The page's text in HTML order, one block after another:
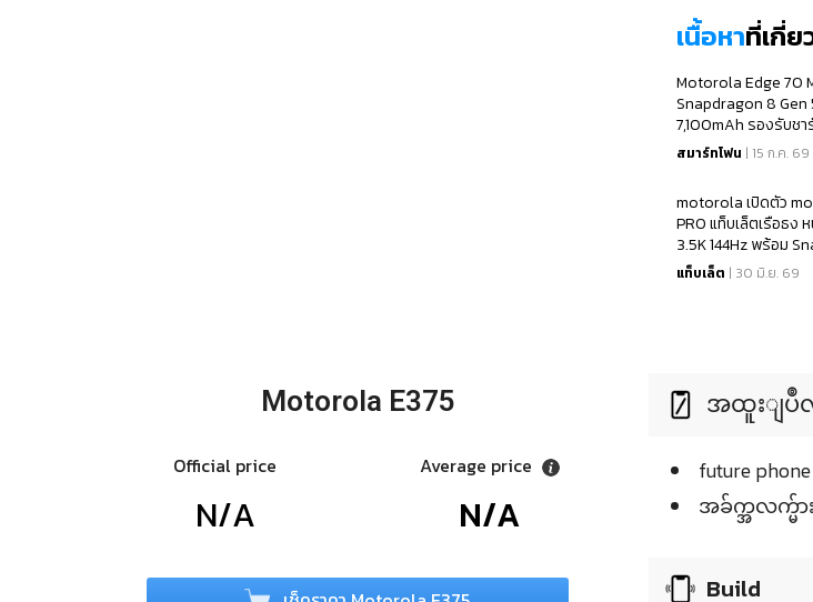
Motorola E375
Official price
N/A
Average price
N/A
เนื้อหาที่เกี่ย
Motorola Edge 70
Snapdragon 8 Gen
7,100mAh รองรับช
สมาร์ทโฟน | 15 ก.ค. 69
motorola เปิดตัว
PRO แท็บเล็ตเรือธง
3.5K 144Hz พร้อม
8s Gen 4
แท็บเล็ต | 30 มิ.ย. 69
အထူးျပဳလု
future phone
အခ်က္အလက္မ်
Build